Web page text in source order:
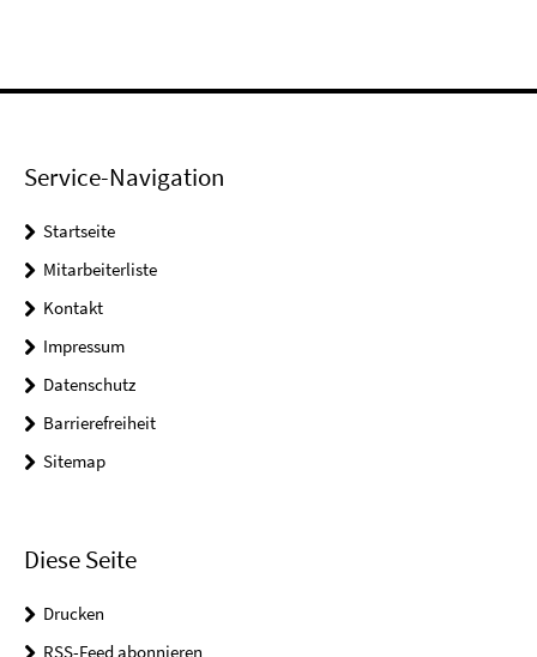
Service-Navigation
Startseite
Mitarbeiterliste
Kontakt
Impressum
Datenschutz
Barrierefreiheit
Sitemap
Diese Seite
Drucken
RSS-Feed abonnieren